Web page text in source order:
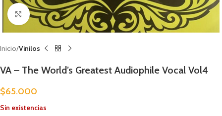
Clic para ampliar
Inicio Vinilos
VA – The World’s Greatest Audiophile Vocal Vol4
$65.000
Sin existencias